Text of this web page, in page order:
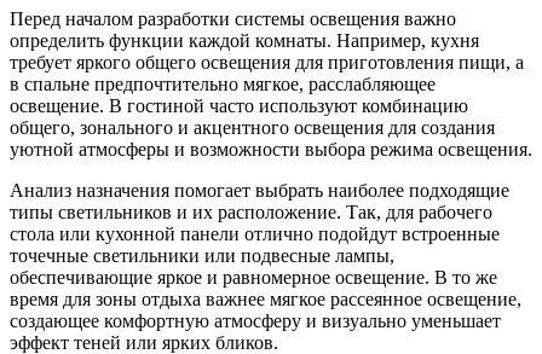
Перед началом разработки системы освещения важно
определить функции каждой комнаты. Например, кухня
требует яркого общего освещения для приготовления пищи, а
в спальне предпочтительно мягкое, расслабляющее
освещение. В гостиной часто используют комбинацию
общего, зонального и акцентного освещения для создания
уютной атмосферы и возможности выбора режима освещения.
Анализ назначения помогает выбрать наиболее подходящие
типы светильников и их расположение. Так, для рабочего
стола или кухонной панели отлично подойдут встроенные
точечные светильники или подвесные лампы,
обеспечивающие яркое и равномерное освещение. В то же
время для зоны отдыха важнее мягкое рассеянное освещение,
создающее комфортную атмосферу и визуально уменьшает
эффект теней или ярких бликов.